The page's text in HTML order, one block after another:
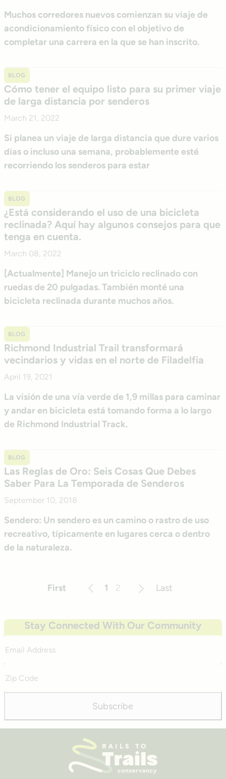
Muchos corredores nuevos comienzan su viaje de
acondicionamiento físico con el objetivo de
completar una carrera en la que se han inscrito.
BLOG
Cómo tener el equipo listo para su primer viaje
de larga distancia por senderos
March 21, 2022
Si planea un viaje de larga distancia que dure varios
días o incluso una semana, probablemente esté
recorriendo los senderos para estar
BLOG
¿Está considerando el uso de una bicicleta
reclinada? Aquí hay algunos consejos para que
tenga en cuenta.
March 08, 2022
[Actualmente] Manejo un triciclo reclinado con
ruedas de 20 pulgadas. También monté una
bicicleta reclinada durante muchos años.
BLOG
Richmond Industrial Trail transformará
vecindarios y vidas en el norte de Filadelfia
April 19, 2021
La visión de una vía verde de 1,9 millas para caminar
y andar en bicicleta está tomando forma a lo largo
de Richmond Industrial Track.
BLOG
Las Reglas de Oro: Seis Cosas Que Debes
Saber Para La Temporada de Senderos
September 10, 2018
Sendero: Un sendero es un camino o rastro de uso
recreativo, típicamente en lugares cerca o dentro
de la naturaleza.
First
Previous
1 2
Next
Last
Stay Connected With Our Community
Address
Code
Subscribe